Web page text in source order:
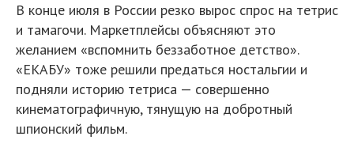
В конце июля в России резко вырос спрос на тетрис
и тамагочи. Маркетплейсы объясняют это
желанием «вспомнить беззаботное детство».
«ЕКАБУ» тоже решили предаться ностальгии и
подняли историю тетриса — совершенно
кинематографичную, тянущую на добротный
шпионский фильм.